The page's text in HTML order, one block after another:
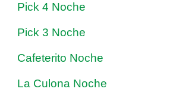
Pick 4 Noche
Pick 3 Noche
Cafeterito Noche
La Culona Noche